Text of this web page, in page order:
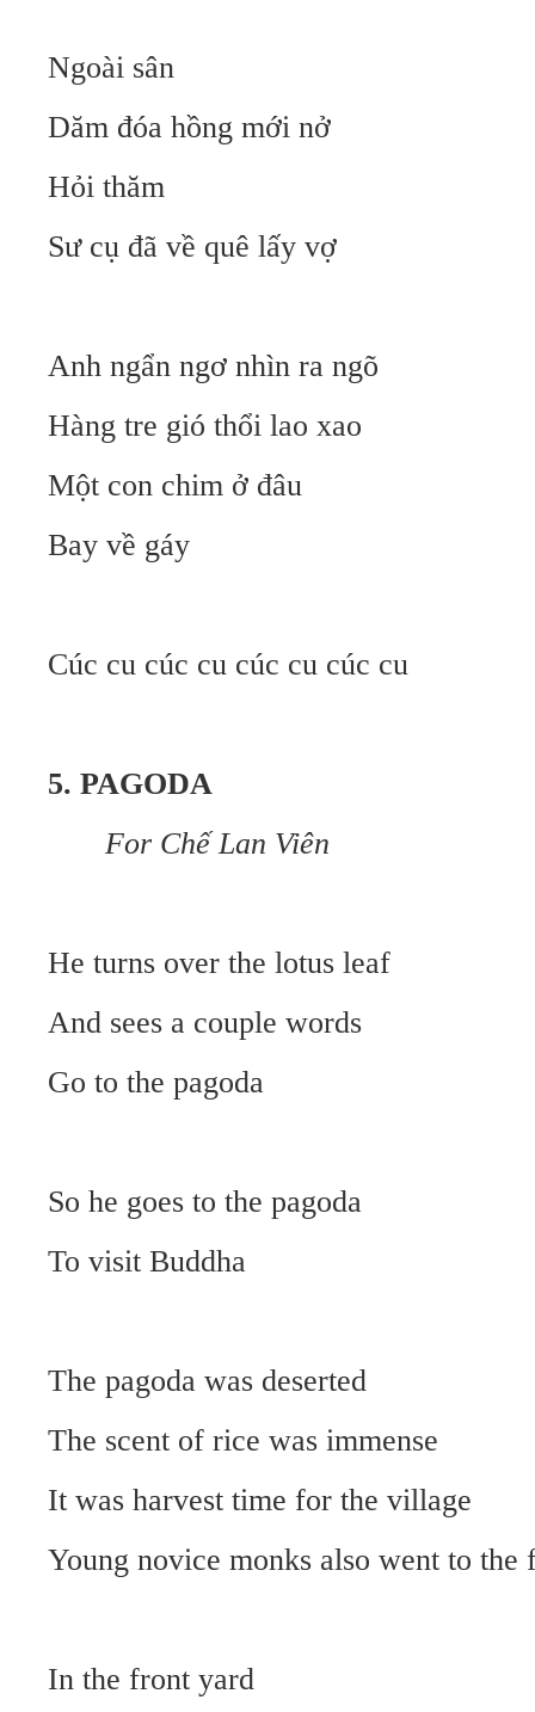
Ngoài sân
Dăm đóa hồng mới nở
Hỏi thăm
Sư cụ đã về quê lấy vợ
Anh ngẩn ngơ nhìn ra ngõ
Hàng tre gió thổi lao xao
Một con chim ở đâu
Bay về gáy
Cúc cu cúc cu cúc cu cúc cu
5. PAGODA
For Chế Lan Viên
He turns over the lotus leaf
And sees a couple words
Go to the pagoda
So he goes to the pagoda
To visit Buddha
The pagoda was deserted
The scent of rice was immense
It was harvest time for the village
Young novice monks also went to the
In the front yard